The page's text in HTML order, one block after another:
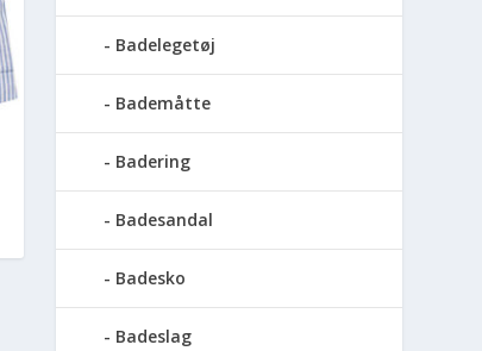
Badelegetøj
Bademåtte
Badering
Badesandal
Badesko
Badeslag